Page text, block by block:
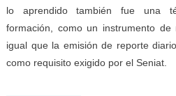
lo aprendido también fue una
formación, como un instrumento de
igual que la emisión de reporte
como requisito exigido por el Seniat.